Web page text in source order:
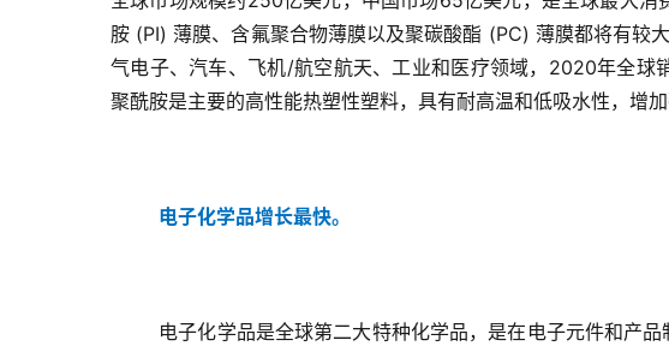
胺 (PI) 薄膜、含氟聚合物薄膜以及聚碳酸酯 (PC) 薄膜都将有较
气电子、汽车、飞机/航空航天、工业和医疗领域，2020年全
聚酰胺是主要的高性能热塑性塑料，具有耐高温和低吸水性，增
电子化学品增长最快。
电子化学品是全球第二大特种化学品，是在电子元件和产